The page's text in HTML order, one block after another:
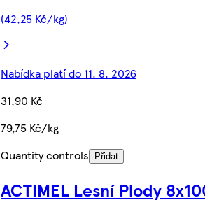
(42,25 Kč/kg)
Nabídka platí do 11. 8. 2026
31,90 Kč
79,75 Kč/kg
Quantity controls
Přidat
ACTIMEL Lesní Plody